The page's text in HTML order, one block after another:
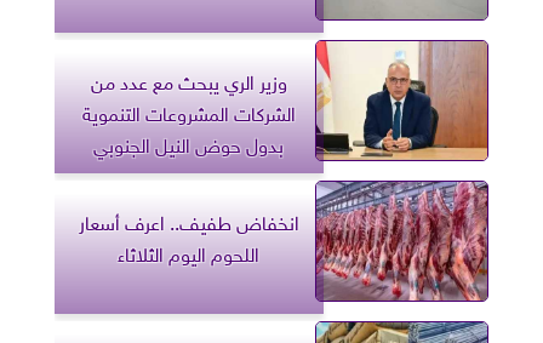
وزير الري يبحث مع عدد من
الشركات المشروعات التنموية
بدول حوض النيل الجنوبي
انخفاض طفيف.. اعرف أسعار
اللحوم اليوم الثلاثاء